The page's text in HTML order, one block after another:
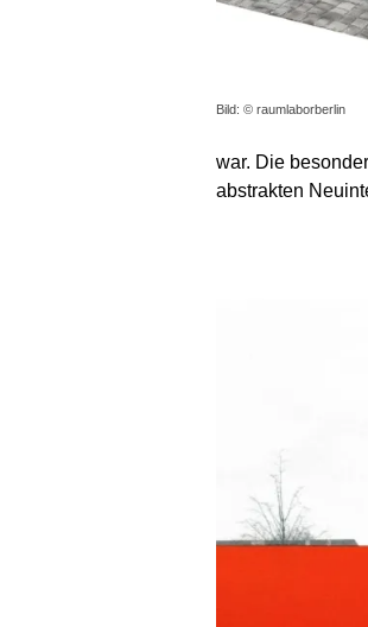
Bild: © raumlaborberlin
war. Die
abstrakten